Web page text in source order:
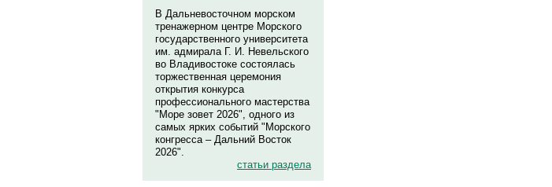
В Дальневосточном морском
тренажерном центре Морского
государственного университета
им. адмирала Г. И. Невельского
во Владивостоке состоялась
торжественная церемония
открытия конкурса
профессионального мастерства
"Море зовет 2026", одного из
самых ярких событий "Морского
конгресса – Дальний Восток
2026".
статьи раздела